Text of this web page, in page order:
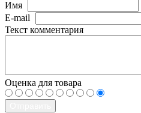
Имя
E-mail
Текст комментария
Оценка для товара